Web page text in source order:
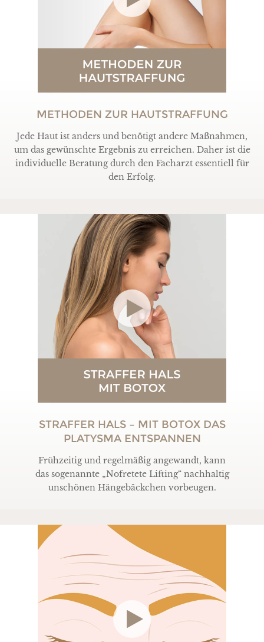
METHODEN ZUR HAUTSTRAFFUNG
Jede Haut ist anders und benötigt andere Maßnahmen,
um das gewünschte Ergebnis zu erreichen. Daher ist die
individuelle Beratung durch den Facharzt essentiell für
den Erfolg.
STRAFFER HALS – MIT BOTOX DAS
PLATYSMA ENTSPANNEN
Frühzeitig und regelmäßig angewandt, kann
das sogenannte „Nofretete Lifting“ nachhaltig
unschönen Hängebäckchen vorbeugen.